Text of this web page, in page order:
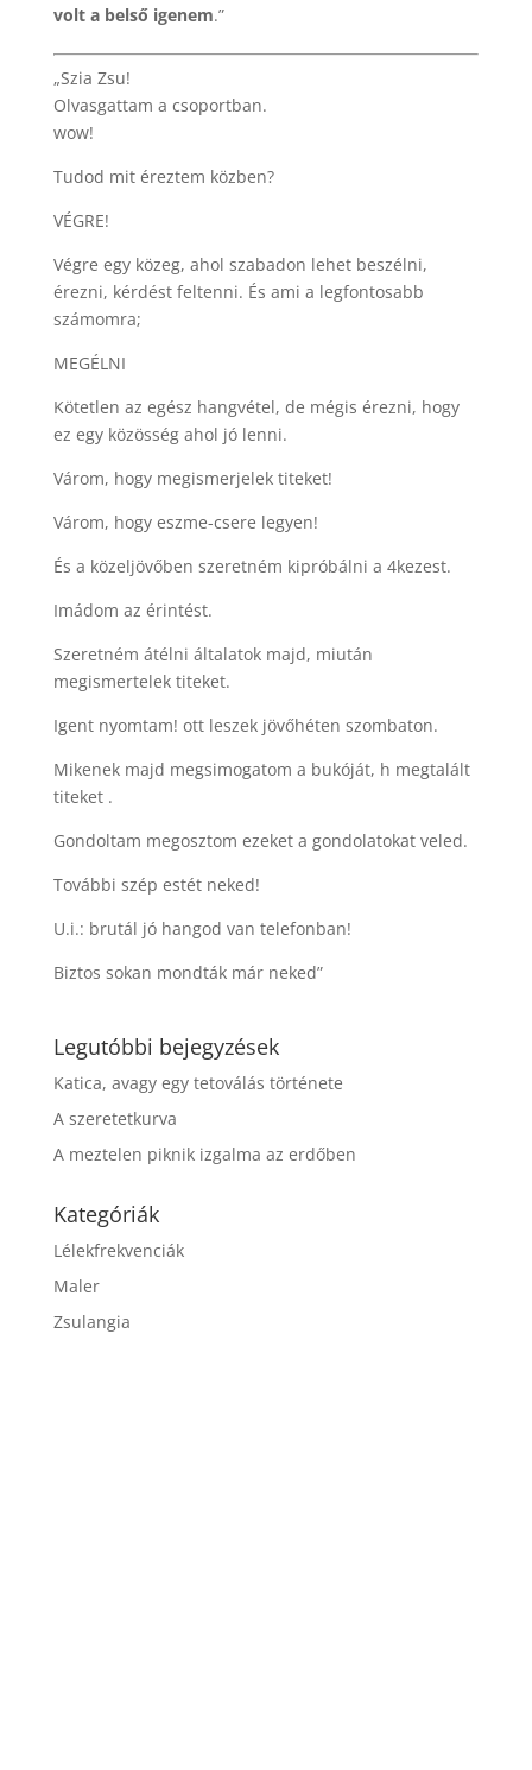
volt a belső igenem.”
„Szia Zsu!
Olvasgattam a csoportban.
wow!
Tudod mit éreztem közben?
VÉGRE!
Végre egy közeg, ahol szabadon lehet beszélni,
érezni, kérdést feltenni. És ami a legfontosabb
számomra;
MEGÉLNI
Kötetlen az egész hangvétel, de mégis érezni, hogy
ez egy közösség ahol jó lenni.
Várom, hogy megismerjelek titeket!
Várom, hogy eszme-csere legyen!
És a közeljövőben szeretném kipróbálni a 4kezest.
Imádom az érintést.
Szeretném átélni általatok majd, miután
megismertelek titeket.
Igent nyomtam! ott leszek jövőhéten szombaton.
Mikenek majd megsimogatom a bukóját, h megtalált
titeket .
Gondoltam megosztom ezeket a gondolatokat veled.
További szép estét neked!
U.i.: brutál jó hangod van telefonban!
Biztos sokan mondták már neked”
Legutóbbi bejegyzések
Katica, avagy egy tetoválás története
A szeretetkurva
A meztelen piknik izgalma az erdőben
Kategóriák
Lélekfrekvenciák
Maler
Zsulangia